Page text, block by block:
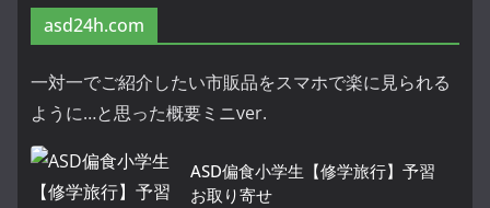
asd24h.com
一対一でご紹介したい市販品をスマホで楽に見られる
ように…と思った概要ミニver.
ASD偏食小学生【修学旅行】予習
お取り寄せ